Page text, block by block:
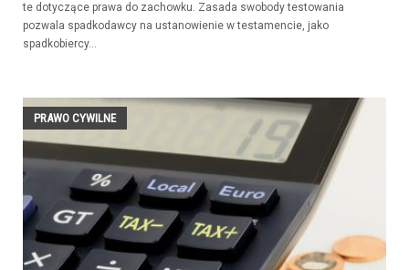
te dotyczące prawa do zachowku. Zasada swobody testowania
pozwala spadkodawcy na ustanowienie w testamencie, jako
spadkobiercy...
PRAWO CYWILNE